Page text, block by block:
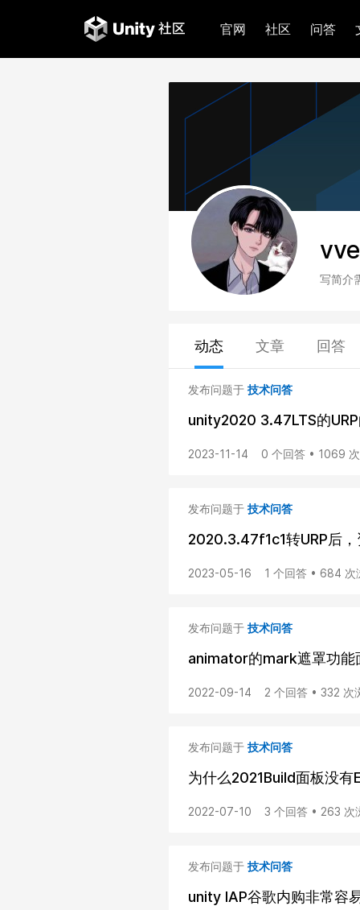
官网 社区 问答
vve
写简介
动态 文章 回答
发布问题于 技术问答
unity2020 3.47LTS的
2023-11-14 0 个回答 • 1069
发布问题于 技术问答
2020.3.47f1c1转URP后
2023-05-16 1 个回答 • 684 次
发布问题于 技术问答
animator的mark遮罩功能
2022-09-14 2 个回答 • 332 次
发布问题于 技术问答
为什么2021Build面板没
2022-07-10 3 个回答 • 263 次
发布问题于 技术问答
unity IAP谷歌内购非常容